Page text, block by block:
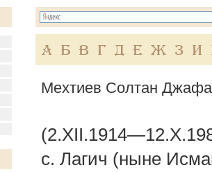
А Б В Г Д Е Ж З И
Мехтиев Солтан
с. Лагич (ныне